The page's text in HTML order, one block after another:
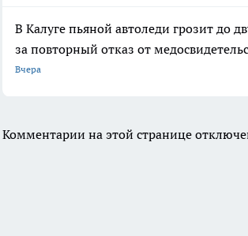
В Калуге пьяной автоледи грозит до
за повторный отказ от
Вчера
Комментарии на этой странице